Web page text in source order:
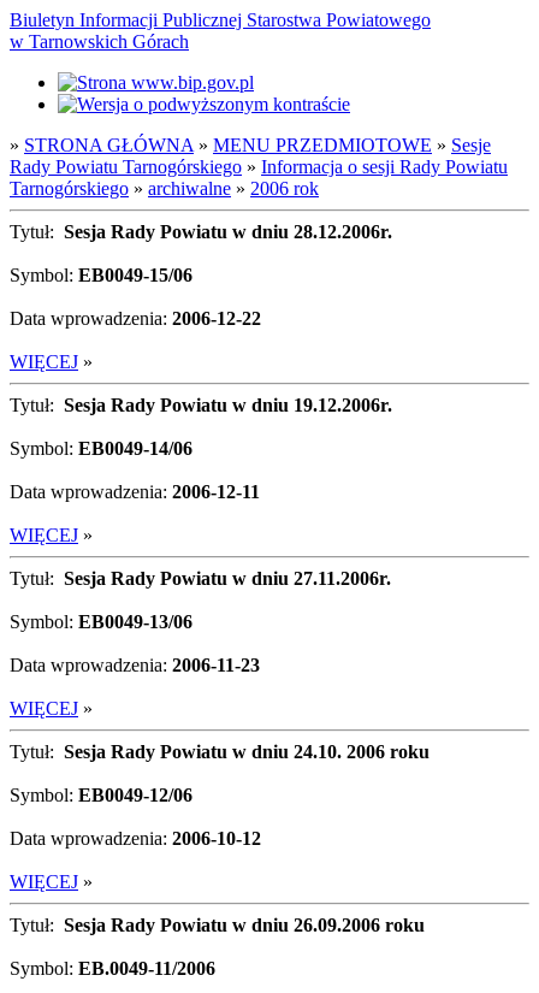
Biuletyn Informacji Publicznej Starostwa Powiatowego
w Tarnowskich Górach
» STRONA GŁÓWNA » MENU PRZEDMIOTOWE » Sesje
Rady Powiatu Tarnogórskiego » Informacja o sesji Rady Powiatu
Tarnogórskiego » archiwalne » 2006 rok
Tytuł: Sesja Rady Powiatu w dniu 28.12.2006r.
Symbol: EB0049-15/06
Data wprowadzenia: 2006-12-22
WIĘCEJ »
Tytuł: Sesja Rady Powiatu w dniu 19.12.2006r.
Symbol: EB0049-14/06
Data wprowadzenia: 2006-12-11
WIĘCEJ »
Tytuł: Sesja Rady Powiatu w dniu 27.11.2006r.
Symbol: EB0049-13/06
Data wprowadzenia: 2006-11-23
WIĘCEJ »
Tytuł: Sesja Rady Powiatu w dniu 24.10. 2006 roku
Symbol: EB0049-12/06
Data wprowadzenia: 2006-10-12
WIĘCEJ »
Tytuł: Sesja Rady Powiatu w dniu 26.09.2006 roku
Symbol: EB.0049-11/2006